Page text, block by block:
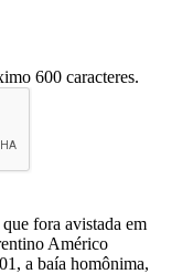
600 caracteres.
fora avistada em
Américo
a baía homônima,